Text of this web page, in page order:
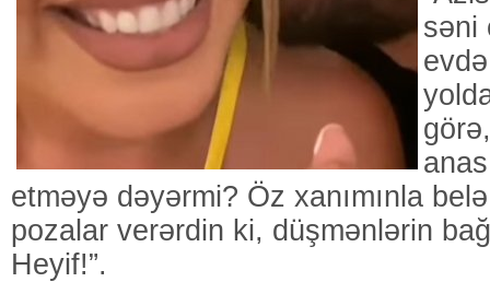
səni
etməyə dəyərmi? Öz xanımınla
pozalar verərdin ki, düşmənlərin
Heyif!”.